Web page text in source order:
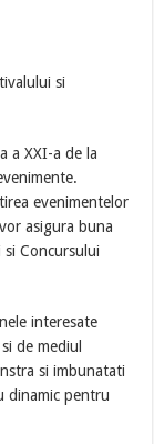
si
a XXI-a de la
evenimentelor
asigura buna
Concursului
interesate
de mediul
si imbunatati
dinamic pentru